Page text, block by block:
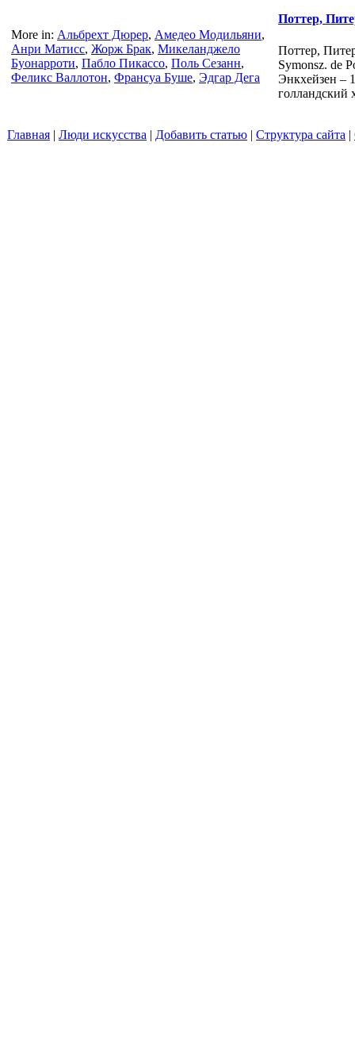
More in: Альбрехт Дюрер, Амедео Модильяни,
Анри Матисс, Жорж Брак, Микеланджело
Буонарроти, Пабло Пикассо, Поль Сезанн,
Феликс Валлотон, Франсуа Буше, Эдгар Дега
Поттер,
Поттер,
Symonsz. de
Энкхейзен –
голландский
Главная | Люди искусства | Добавить статью | Структура сайта |